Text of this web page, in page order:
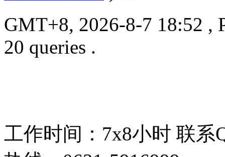
GMT+8, 2026-8-7 18:52 ,
20 queries .
工作时间：7x8小时 联系